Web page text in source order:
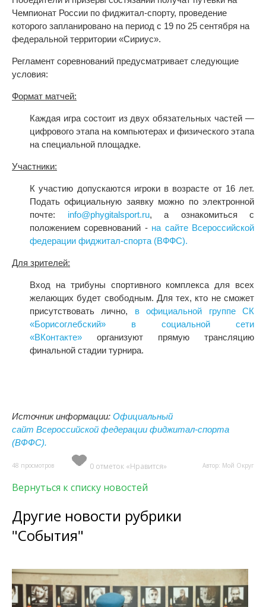
Чемпионат России по фиджитал-спорту, проведение
которого запланировано на период с 19 по 25 сентября на
федеральной территории «Сириус».
Регламент соревнований предусматривает следующие
условия:
Формат матчей:
Каждая игра состоит из двух обязательных частей —
цифрового этапа на компьютерах и физического этапа
на специальной площадке.
Участники:
К участию допускаются игроки в возрасте от 16 лет.
Подать официальную заявку можно по электронной
почте: info@phygitalsport.ru, а ознакомиться с
положением соревнований - на сайте Всероссийской
федерации фиджитал-спорта (ВФФС).
Для зрителей:
Вход на трибуны спортивного комплекса для всех
желающих будет свободным. Для тех, кто не сможет
присутствовать лично, в официальной группе СК
«Борисоглебский» в социальной сети
«ВКонтакте» организуют прямую трансляцию
финальной стадии турнира.
Источник информации: Официальный
сайт Всероссийской федерации фиджитал-спорта
(ВФФС).
48 просмотров 0 отметок «Нравится» Автор: Мой Округ
Вернуться к списку новостей
Другие новости рубрики
"События"